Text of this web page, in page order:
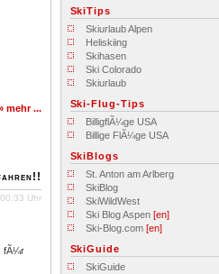
mehr...
Uhr
fÃ¼r
SkiTips
Skiurlaub Alpen
Heliskiing
Skihasen
Ski Colorado
Skiurlaub
Ski-Flug-Tips
BilligflÃ¼ge USA
Billige FlÃ¼ge USA
SkiBlogs
St. Anton am Arlberg
SkiBlog
SkiWildWest
Ski Blog Aspen [en]
Ski-Blog.com [en]
SkiGuide
SkiGuide